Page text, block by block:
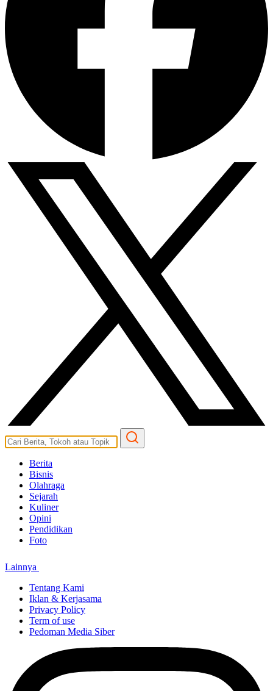
Berita
Bisnis
Olahraga
Sejarah
Kuliner
Opini
Pendidikan
Foto
Lainnya
Tentang Kami
Iklan & Kerjasama
Privacy Policy
Term of use
Pedoman Media Siber